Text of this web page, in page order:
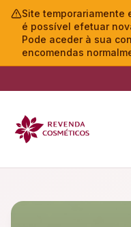
Site temporariamente
é possível efetuar
Pode aceder à sua
encomendas